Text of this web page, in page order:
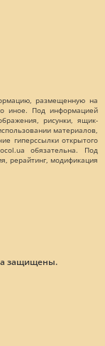
размещенную на
иное. Под информацией
рисунки, ящик-
материалов,
гиперссылки открытого
обязательна. Под
рерайтинг, модификация
защищены.